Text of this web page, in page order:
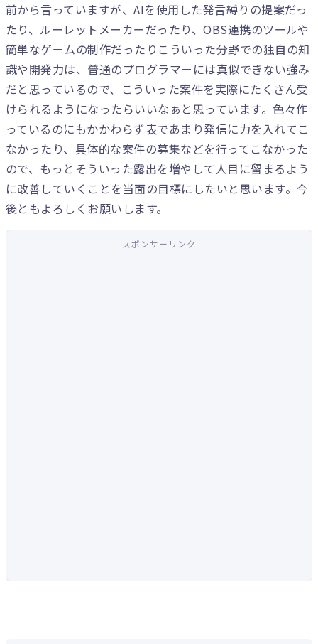
前から言っていますが、AIを使用した発言縛りの提案だっ
たり、ルーレットメーカーだったり、OBS連携のツールや
簡単なゲームの制作だったりこういった分野での独自の知
識や開発力は、普通のプログラマーには真似できない強み
だと思っているので、こういった案件を実際にたくさん受
けられるようになったらいいなぁと思っています。色々作
っているのにもかかわらず表であまり発信に力を入れてこ
なかったり、具体的な案件の募集などを行ってこなかった
ので、もっとそういった露出を増やして人目に留まるよう
に改善していくことを当面の目標にしたいと思います。今
後ともよろしくお願いします。
スポンサーリンク